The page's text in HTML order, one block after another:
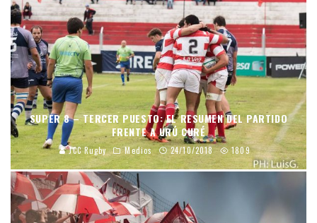
SUPER 8 – TERCER PUESTO: EL RESUMEN DEL PARTIDO
FRENTE A URÚ CURÉ
JCC Rugby Medios 24/10/2018 1809